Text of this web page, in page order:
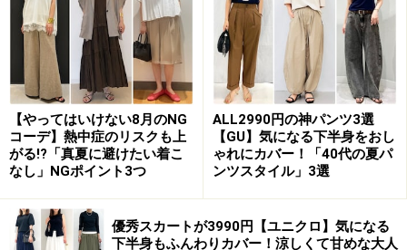
素材はコットン60%、レーヨン40％で滑らかな肌触り。
UPF25の紫外線カット効果があり、“着る日焼け止め”と
して持ち歩くのにもぴったりです。軽くて薄手なので、
くるっと丸めてバッグに入れておくのもおすすめ。
カラバリは写真のオフホワイトと、ネイビーの計2色。
ボトムスには半端丈が今っぽい、黒の「コットンキュロ
トに。
【やってはいけない8月のNG
コーデ】熱中症のリスクも上
がる!?「真夏に避けたい着こ
なし」NGポイント3つ
ALL2990円の神パンツ3選
【GU】気になる下半身をおし
ゃれにカバー！「40代の夏パ
ンツスタイル」3選
優秀スカートが3990円【ユニクロ】気になる
下半身もふんわりカバー！涼しくて甘めな大人